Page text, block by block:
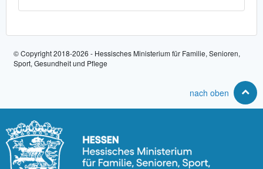
© Copyright 2018-2026 - Hessisches Ministerium für Familie, Senioren,
Sport, Gesundheit und Pflege
nach oben